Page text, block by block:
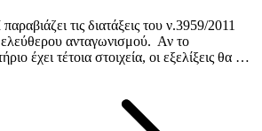
τις διατάξεις του ν.3959/2011
ελεύθερου ανταγωνισμού. Αν το
έχει τέτοια στοιχεία, οι εξελίξεις θα …